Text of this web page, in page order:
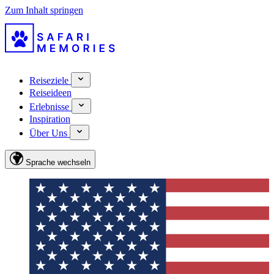
Zum Inhalt springen
Reiseziele
Reiseideen
Erlebnisse
Inspiration
Über Uns
Sprache wechseln